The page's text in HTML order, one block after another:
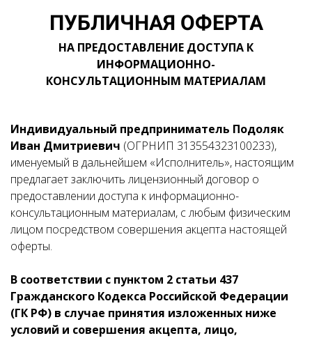
ПУБЛИЧНАЯ ОФЕРТА
НА ПРЕДОСТАВЛЕНИЕ ДОСТУПА К
ИНФОРМАЦИОННО-
КОНСУЛЬТАЦИОННЫМ МАТЕРИАЛАМ
Индивидуальный предприниматель Подоляк
Иван Дмитриевич (ОГРНИП 313554323100233),
именуемый в дальнейшем «Исполнитель», настоящим
предлагает заключить лицензионный договор о
предоставлении доступа к информационно-
консультационным материалам, с любым физическим
лицом посредством совершения акцепта настоящей
оферты.
В соответствии с пунктом 2 статьи 437
Гражданского Кодекса Российской Федерации
(ГК РФ) в случае принятия изложенных ниже
условий и совершения акцепта, лицо,